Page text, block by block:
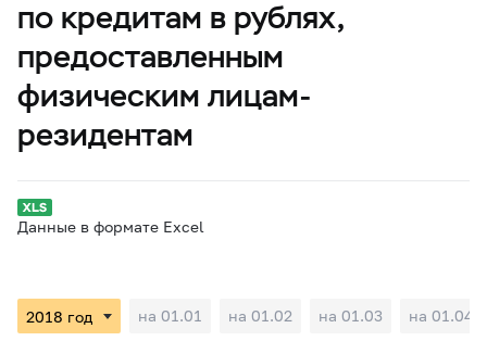
по кредитам в рублях,
предоставленным
физическим лицам-
резидентам
Данные в формате Excel
на 01.01 на 01.02 на 01.03 на 01.04